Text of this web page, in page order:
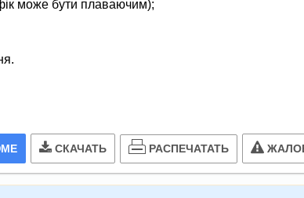
може бути плаваючим);
СКАЧАТЬ РАСПЕЧАТАТЬ